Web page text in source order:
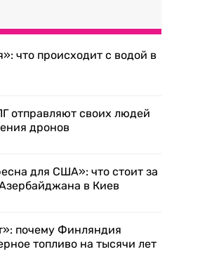
что происходит с водой в
отправляют своих людей
дронов
для США»: что стоит за
в Киев
почему Финляндия
топливо на тысячи лет